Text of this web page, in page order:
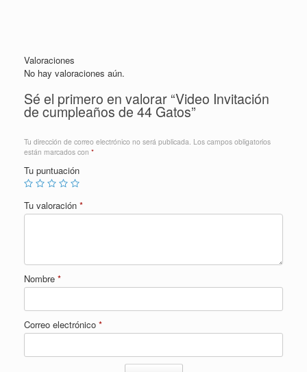
Valoraciones
No hay valoraciones aún.
Sé el primero en valorar “Video Invitación
de cumpleaños de 44 Gatos”
Tu dirección de correo electrónico no será publicada. Los campos obligatorios
están marcados con *
Tu puntuación
Tu valoración *
Nombre *
Correo electrónico *